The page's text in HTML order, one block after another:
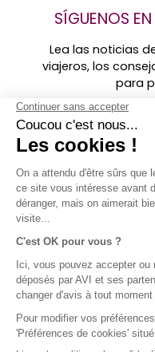
SÍGUENOS
Lea las noticias
viajeros, los
para
Encontradnos-
en ...
AVISO
LEGAL
Aviso legal
generales
de uso
Uso de
cookies
Mapa del
EMPRESA
breve
SPB